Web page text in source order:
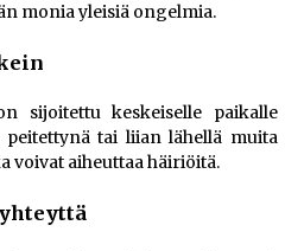
monia yleisiä ongelmia.
sijoitettu keskeiselle paikalle
tai liian lähellä muita
voivat aiheuttaa häiriöitä.